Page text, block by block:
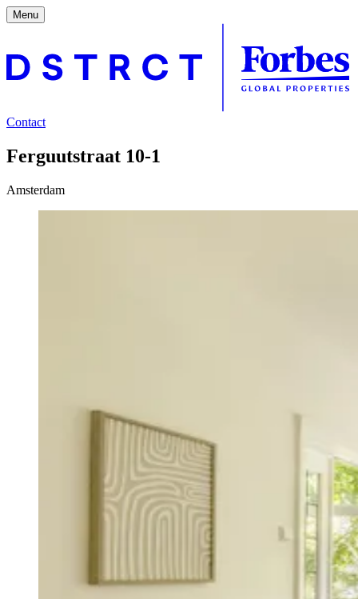
Menu
Contact
Ferguutstraat 10-1
Amsterdam